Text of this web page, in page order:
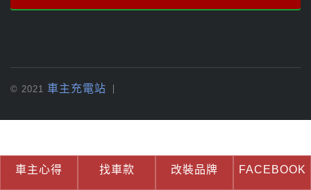
© 2021 車主充電站
車主心得 找車款 改裝品牌 FACEBOOK